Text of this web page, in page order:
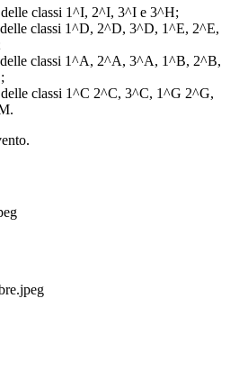
classi 1^I, 2^I, 3^I e 3^H;
classi 1^D, 2^D, 3^D, 1^E, 2^E,
delle classi 1^A, 2^A, 3^A, 1^B, 2^B,
classi 1^C 2^C, 3^C, 1^G 2^G,